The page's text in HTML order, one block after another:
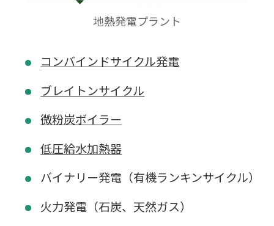
地熱発電プラント
コンバインドサイクル発電
ブレイトンサイクル
微粉炭ボイラー
低圧給水加熱器
バイナリー発電（有機ランキンサイクル）
火力発電（石炭、天然ガス）